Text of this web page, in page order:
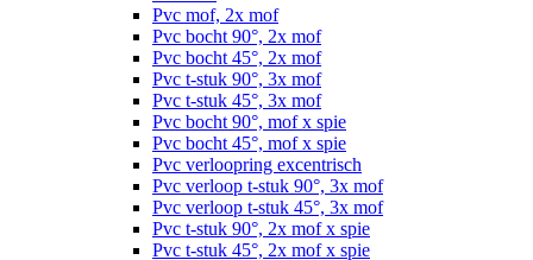
Pvc mof, 2x mof
Pvc bocht 90°, 2x mof
Pvc bocht 45°, 2x mof
Pvc t-stuk 90°, 3x mof
Pvc t-stuk 45°, 3x mof
Pvc bocht 90°, mof x spie
Pvc bocht 45°, mof x spie
Pvc verloopring excentrisch
Pvc verloop t-stuk 90°, 3x mof
Pvc verloop t-stuk 45°, 3x mof
Pvc t-stuk 90°, 2x mof x spie
Pvc t-stuk 45°, 2x mof x spie